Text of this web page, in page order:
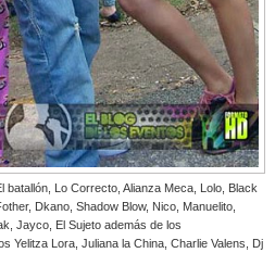
batallón, Lo Correcto, Alianza Meca, Lolo, Black
Dkano, Shadow Blow, Nico, Manuelito,
Jayco, El Sujeto además de los
Yelitza Lora, Juliana la China, Charlie Valens, Dj